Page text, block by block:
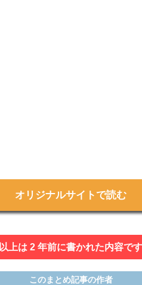
オリジナルサイトで読む
以上は 2 年前に書かれた内容です
このまとめ記事の作者